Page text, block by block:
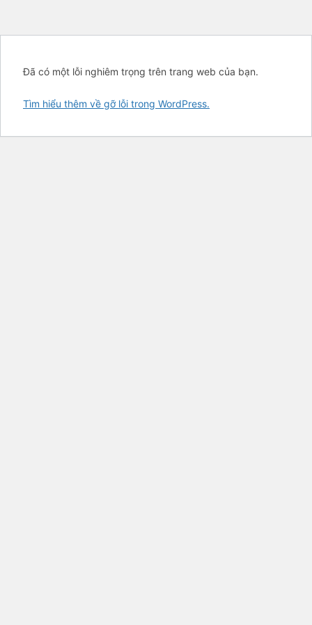
Đã có một lỗi nghiêm trọng trên trang web của bạn.
Tìm hiểu thêm về gỡ lỗi trong WordPress.